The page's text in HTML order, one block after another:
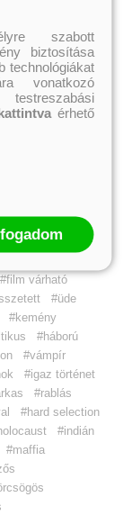
#erős karakterek
#érdekes
#film várható
#üde
#kemény
#háború
#vámpír
#igaz történet
#rablás
#hard selection
#indián
#maffia
szabott
biztosítása
technológiákat
vonatkozó
érhető